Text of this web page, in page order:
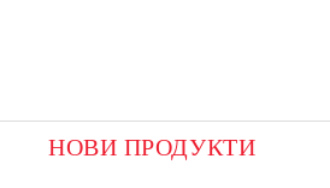
НОВИ ПРОДУКТИ